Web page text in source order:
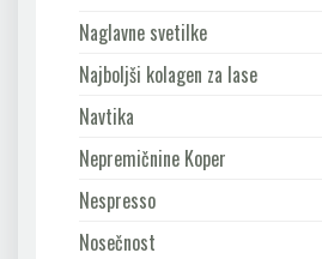
Naglavne svetilke
Najboljši kolagen za lase
Navtika
Nepremičnine Koper
Nespresso
Nosečnost